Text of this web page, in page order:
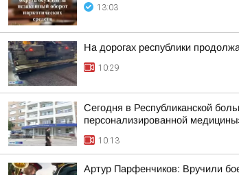
13:03
На дорогах республики
10:29
Сегодня в Республиканской
персонализированной
10:13
Артур Парфенчиков: Вручили